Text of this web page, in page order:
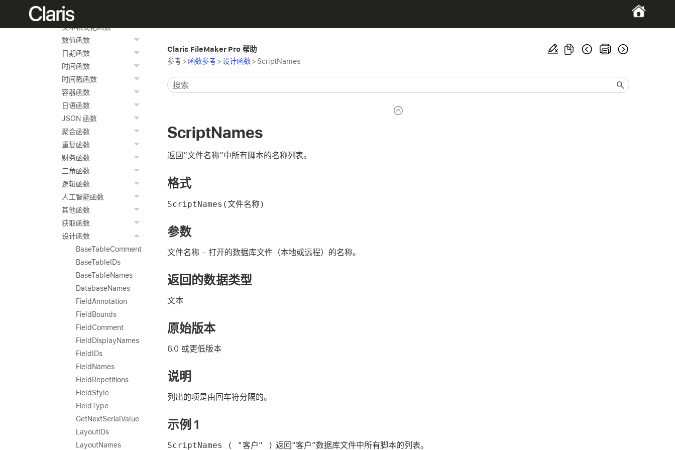
文本函数
文本格式化函数
数值函数
日期函数
时间函数
时间戳函数
容器函数
日语函数
JSON 函数
聚合函数
重复函数
财务函数
三角函数
逻辑函数
人工智能函数
其他函数
获取函数
设计函数
BaseTableComment
BaseTableIDs
BaseTableNames
DatabaseNames
FieldAnnotation
FieldBounds
FieldComment
FieldDisplayNames
FieldIDs
FieldNames
FieldRepetitions
FieldStyle
FieldType
GetNextSerialValue
LayoutIDs
LayoutNames
Claris FileMaker Pro 帮助
参考> 函数参考>设计函数> ScriptNames
ScriptNames
返回“文件名称”中所有脚本的名称列表。
格式
ScriptNames(文件名称)
参数
文件名称- 打开的数据库文件（本地或远程）的名称。
返回的数据类型
文本
原始版本
6.0 或更低版本
说明
列出的项是由回车符分隔的。
示例 1
ScriptNames ( "客户" ) 返回“客户”数据库文件中所有脚本的列表。